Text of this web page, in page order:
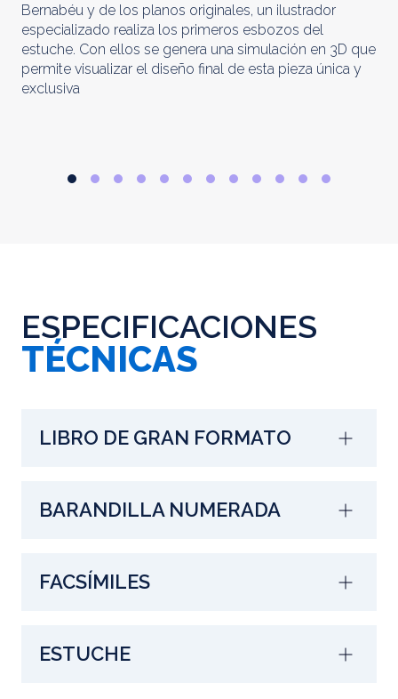
Bernabéu y de los planos originales, un ilustrador
especializado realiza los primeros esbozos del
estuche. Con ellos se genera una simulación en 3D que
permite visualizar el diseño final de esta pieza única y
exclusiva
ESPECIFICACIONES
TÉCNICAS
LIBRO DE GRAN FORMATO
BARANDILLA NUMERADA
FACSÍMILES
ESTUCHE